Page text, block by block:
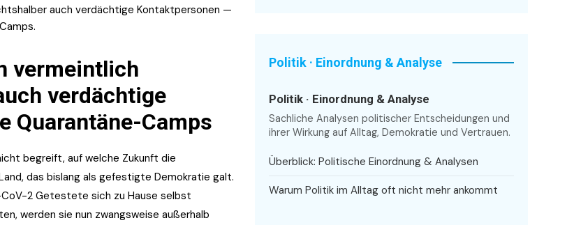
auch verdächtige Kontaktpersonen —
vermeintlich
verdächtige
Quarantäne-Camps
begreift, auf welche Zukunft die
das bislang als gefestigte Demokratie galt.
2 Getestete sich zu Hause selbst
werden sie nun zwangsweise außerhalb
Politik · Einordnung & Analyse
Politik · Einordnung & Analyse
Sachliche Analysen politischer Entscheidungen und
ihrer Wirkung auf Alltag, Demokratie und Vertrauen.
Überblick: Politische Einordnung & Analysen
Warum Politik im Alltag oft nicht mehr ankommt